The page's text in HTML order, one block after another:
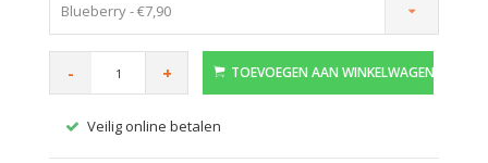
Blueberry - €7,90
- + TOEVOEGEN AAN WINKELWAGEN
Veilig online betalen